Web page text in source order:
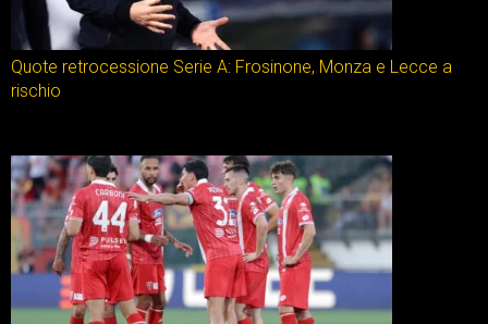
Quote retrocessione Serie A: Frosinone, Monza e Lecce a
rischio